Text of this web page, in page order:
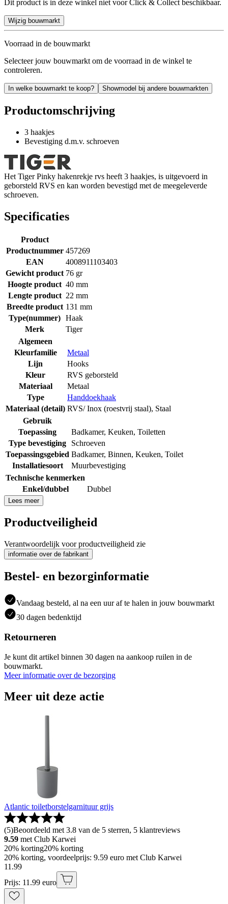
Dit product is in deze winkel niet voor Click & Collect beschikbaar.
Wijzig bouwmarkt
Voorraad in de bouwmarkt
Selecteer jouw bouwmarkt om de voorraad in de winkel te
controleren.
In welke bouwmarkt te koop? Showmodel bij andere bouwmarkten
Productomschrijving
3 haakjes
Bevestiging d.m.v. schroeven
Het Tiger Pinky hakenrekje rvs heeft 3 haakjes, is uitgevoerd in
geborsteld RVS en kan worden bevestigd met de meegeleverde
schroeven.
Specificaties
Product
Productnummer 457269
EAN
4008911103403
Gewicht product 76 gr
Hoogte product 40 mm
Lengte product 22 mm
Breedte product 131 mm
Type(nummer) Haak
Merk
Tiger
Algemeen
Kleurfamilie
Metaal
Lijn
Hooks
Kleur
RVS geborsteld
Materiaal
Metaal
Type
Handdoekhaak
Materiaal (detail) RVS/ Inox (roestvrij staal), Staal
Gebruik
Toepassing
Badkamer, Keuken, Toiletten
Type bevestiging
Schroeven
Toepassingsgebied Badkamer, Binnen, Keuken, Toilet
Installatiesoort
Muurbevestiging
Technische kenmerken
Enkel/dubbel
Dubbel
Lees meer
Productveiligheid
Verantwoordelijk voor productveiligheid zie
informatie over de fabrikant
Bestel- en bezorginformatie
Vandaag besteld, al na een uur af te halen in jouw bouwmarkt
30 dagen bedenktijd
Retourneren
Je kunt dit artikel binnen 30 dagen na aankoop ruilen in de
bouwmarkt.
Meer informatie over de bezorging
Meer uit deze actie
Atlantic toiletborstelgarnituur grijs
(5)Beoordeeld met 3.8 van de 5 sterren, 5 klantreviews
9.59 met Club Karwei
20% korting20% korting
20% korting, voordeelprijs: 9.59 euro met Club Karwei
11 .99
Prijs: 11.99 euro